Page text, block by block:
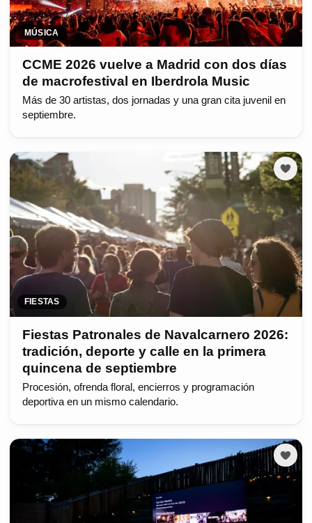
MÚSICA
CCME 2026 vuelve a Madrid con dos días
de macrofestival en Iberdrola Music
Más de 30 artistas, dos jornadas y una gran cita juvenil en
septiembre.
FIESTAS
Fiestas Patronales de Navalcarnero 2026:
tradición, deporte y calle en la primera
quincena de septiembre
Procesión, ofrenda floral, encierros y programación
deportiva en un mismo calendario.